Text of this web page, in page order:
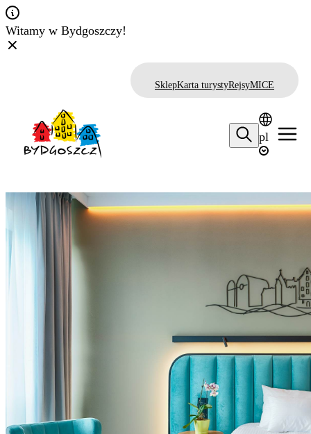
Witamy w Bydgoszczy!
SklepKarta turystyRejsyMICE
pl